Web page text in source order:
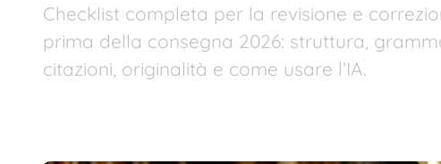
Checklist completa per la revisione e
prima della consegna 2026: struttura,
citazioni, originalità e come usare l’IA.